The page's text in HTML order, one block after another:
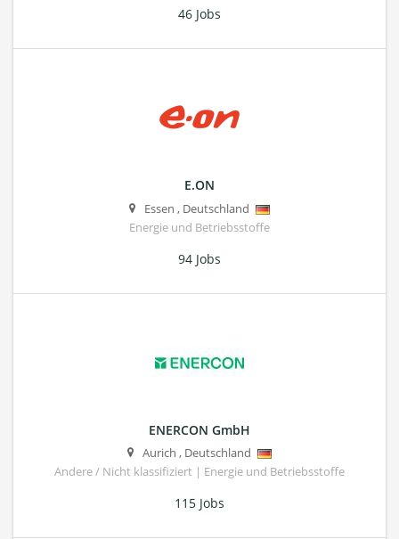
46 Jobs
E.ON
Essen , Deutschland
Energie und Betriebsstoffe
94 Jobs
ENERCON GmbH
Aurich , Deutschland
Andere / Nicht klassifiziert | Energie und Betriebsstoffe
115 Jobs